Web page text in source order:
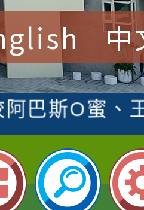
中
參加桃園市中
教師榮獲社
阿巴斯O蜜、
園市科展 國
師王老師、
四年二班張O
競賽國小朗讀
林老師
參加桃園市中
教師榮獲教
參與2026世